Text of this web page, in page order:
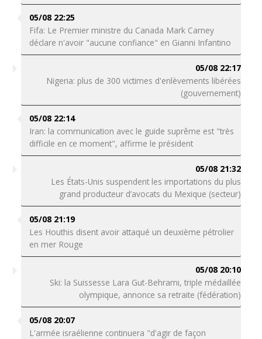
05/08 22:25
Fifa: Le Premier ministre du Canada Mark Carney
déclare n'avoir "aucune confiance" en Gianni Infantino
05/08 22:17
Nigeria: plus de 300 victimes d'enlèvements libérées
(gouvernement)
05/08 22:14
Iran: la communication avec le guide suprême est "très
difficile en ce moment", affirme le président
05/08 21:32
Les États-Unis suspendent les importations du plus
grand producteur d’avocats du Mexique (secteur)
05/08 21:19
Les Houthis disent avoir attaqué un deuxième pétrolier
en mer Rouge
05/08 20:10
Ski: la Suissesse Lara Gut-Behrami, triple médaillée
olympique, annonce sa retraite (fédération)
05/08 20:07
L'armée israélienne continuera "d'agir de façon